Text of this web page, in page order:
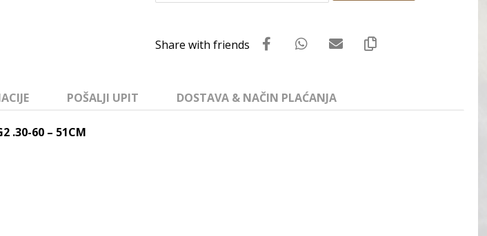
POŠALJI UPIT DOSTAVA & NAČIN PLAĆANJA
.30-60 – 51CM